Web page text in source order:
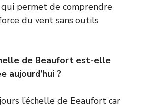
qui permet de comprendre
du vent sans outils
de Beaufort est-elle
aujourd’hui ?
l’échelle de Beaufort car